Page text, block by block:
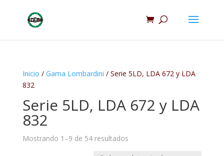
Inicio / Gama Lombardini / Serie 5LD, LDA 672 y LDA
832
Serie 5LD, LDA 672 y LDA
832
Mostrando 1–9 de 54 resultados